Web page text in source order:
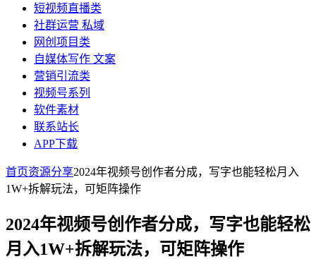
短视频直播类
社群运营 私域
网创项目类
自媒体写作 文案
营销引流类
视频号系列
软件素材
联系站长
APP下载
首页资源分享2024年视频号创作者分成，写字也能轻松月入
1W+拆解玩法，可矩阵操作
2024年视频号创作者分成，写字也能轻松
月入1W+拆解玩法，可矩阵操作